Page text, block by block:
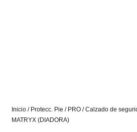
Inicio / Protecc. Pie / PRO / Calzado de
MATRYX (DIADORA)